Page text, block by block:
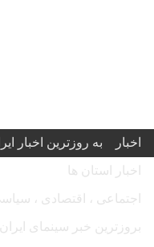
اخبار به روزترین اخبار
اخبار استان ها
اجتماعی ، اقتصادی ،
بروزترین خبر سینمای